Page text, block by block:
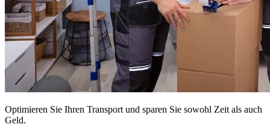
Optimieren Sie Ihren Transport und sparen Sie sowohl Zeit als auch
Geld.